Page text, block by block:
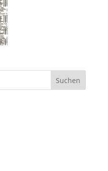
Suchen